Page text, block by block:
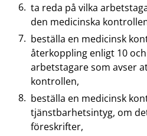
ta reda på vilka
den medicinska
beställa en medicinsk
återkoppling enligt 10
arbetstagare som avser
kontrollen,
beställa en medicinsk
tjänstbarhetsintyg, om
föreskrifter,